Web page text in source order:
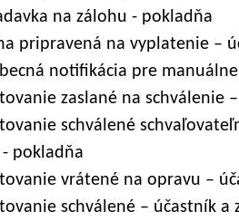
na zálohu - pokladňa
pripravená na vyplatenie –
notifikácia pre
zaslané na schválenie
schválené
pokladňa
vrátené na opravu –
schválené – účastník a